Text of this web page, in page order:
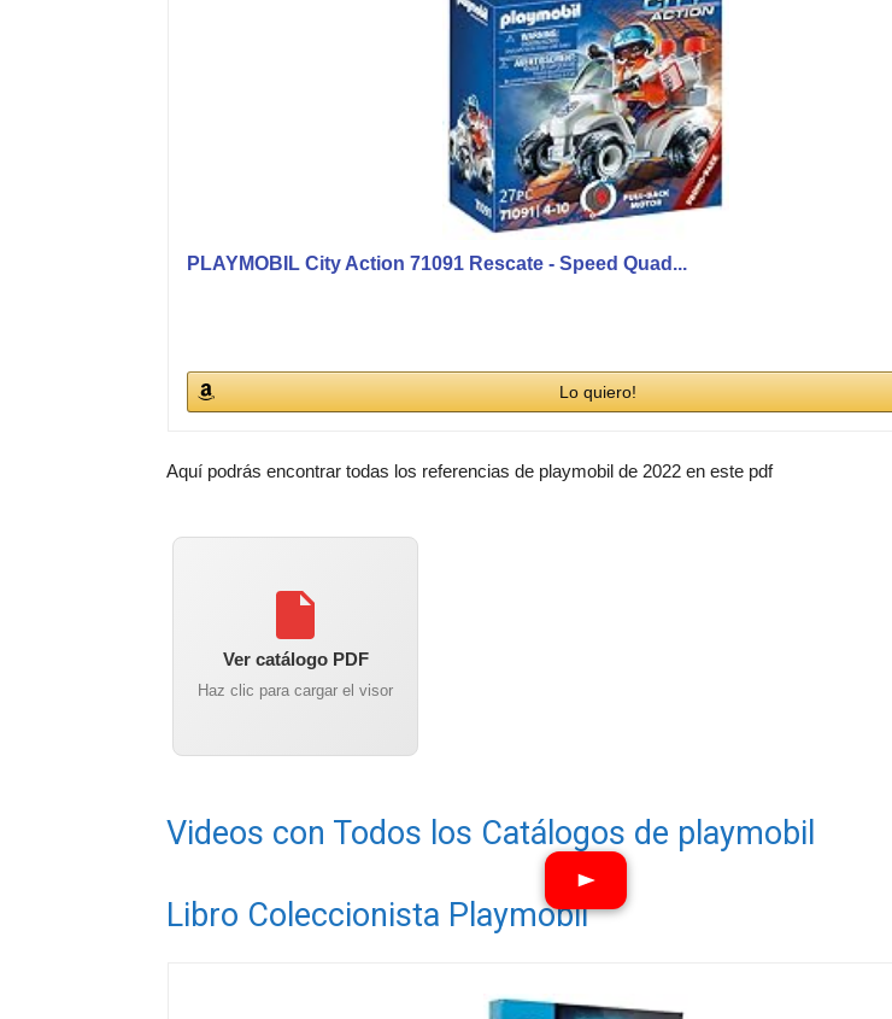
PLAYMOBIL City Action 71091 Rescate - Speed Quad...
Lo quiero!
Aquí podrás encontrar todas los referencias de playmobil de 2022 en este pdf
Ver catálogo PDF
Haz clic para cargar el visor
Videos con Todos los Catálogos de playmobil
Libro Coleccionista Playmobil